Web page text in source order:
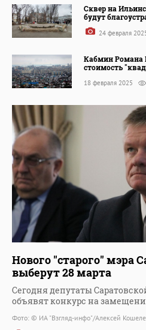
Сквер на
будут
24 февраля
Кабмин Романа
стоимость
18 февраля 2025
Нового "старого" мэра
выберут 28 марта
Сегодня депутаты
объявят конкурс на
Фото: © ИА "Взгляд-инфо"/Алексей